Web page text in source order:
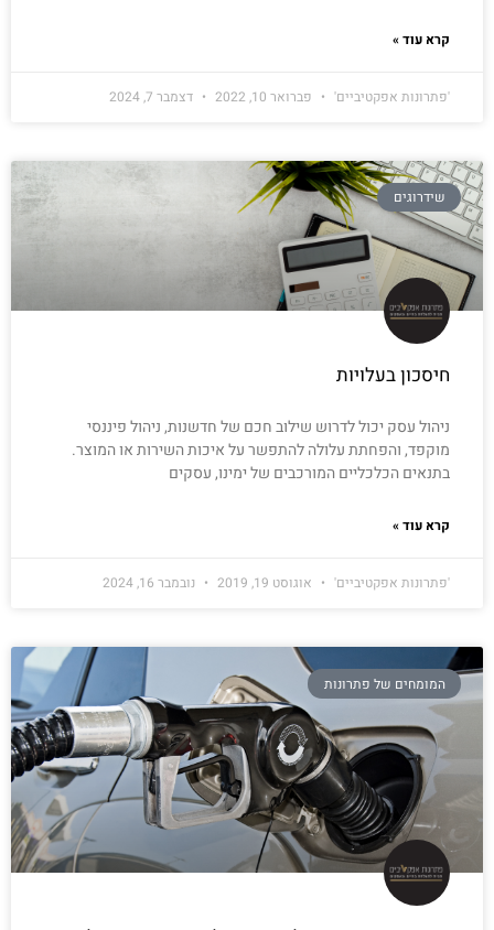
קרא עוד »
'פתרונות אפקטיביים' פברואר 10, 2022 דצמבר 7, 2024
שידרוגים
חיסכון בעלויות
ניהול עסק יכול לדרוש שילוב חכם של חדשנות, ניהול פיננסי
מוקפד, והפחתת עלולה להתפשר על איכות השירות או המוצר.
בתנאים הכלכליים המורכבים של ימינו, עסקים
קרא עוד »
'פתרונות אפקטיביים' אוגוסט 19, 2019 נובמבר 16, 2024
המומחים של פתרונות